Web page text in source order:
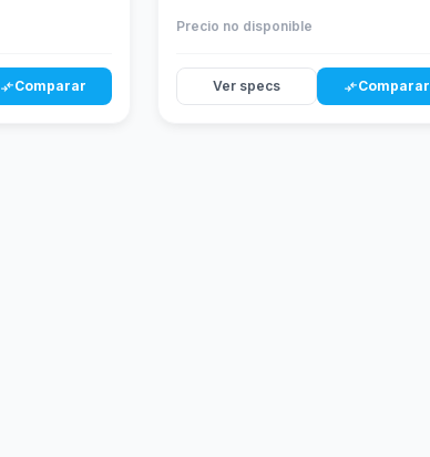
compare_arrowsComparar
Precio no disponible
Ver specs compare_arrowsComparar